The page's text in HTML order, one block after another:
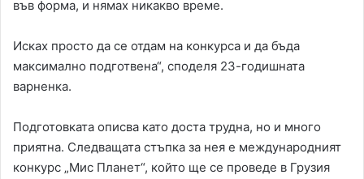
във форма, и нямах никакво време.
Исках просто да се отдам на конкурса и да бъда
максимално подготвена“, споделя 23-годишната
варненка.
Подготовката описва като доста трудна, но и много
приятна. Следващата стъпка за нея е международният
конкурс „Мис Планет“, който ще се проведе в Грузия